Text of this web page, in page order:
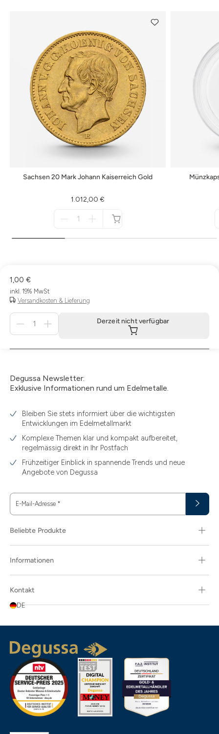
Sachsen 20 Mark Johann Kaiserreich Gold
1.012,00 €
verfügbar
1,00 €
inkl. 19% MwSt
Versandkosten & Lieferung
Derzeit
verfügbar
Derzeit nicht verfügbar
Degussa Newsletter:
Exklusive Informationen rund um Edelmetalle.
Bleiben Sie stets informiert über die wichtigsten
Entwicklungen im Edelmetallmarkt
Komplexe Themen klar und kompakt aufbereitet,
regelmässig direkt in Ihr Postfach
Frühzeitiger Einblick in spannende Trends und neue
Angebote von Degussa
E-Mail-Adresse *
Beliebte Produkte
Informationen
Kontakt
DE